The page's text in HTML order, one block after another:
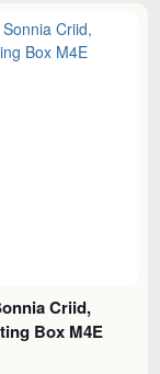
Criid,
Box M4E